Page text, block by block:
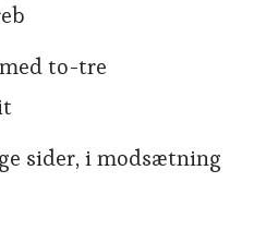
to-tre
sider, i modsætning